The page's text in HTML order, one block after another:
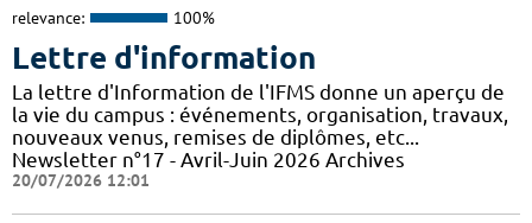
relevance: 100%
Lettre d'information
La lettre d'Information de l'IFMS donne un aperçu de
la vie du campus : événements, organisation, travaux,
nouveaux venus, remises de diplômes, etc...
Newsletter n°17 - Avril-Juin 2026 Archives
20/07/2026 12:01